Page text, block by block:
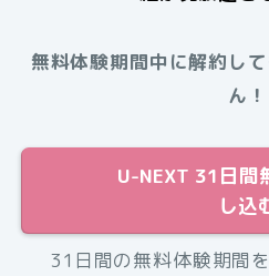
無料体験期間中に解約し
ん！
U-NEXT 31日間
し込
31日間の無料体験期間